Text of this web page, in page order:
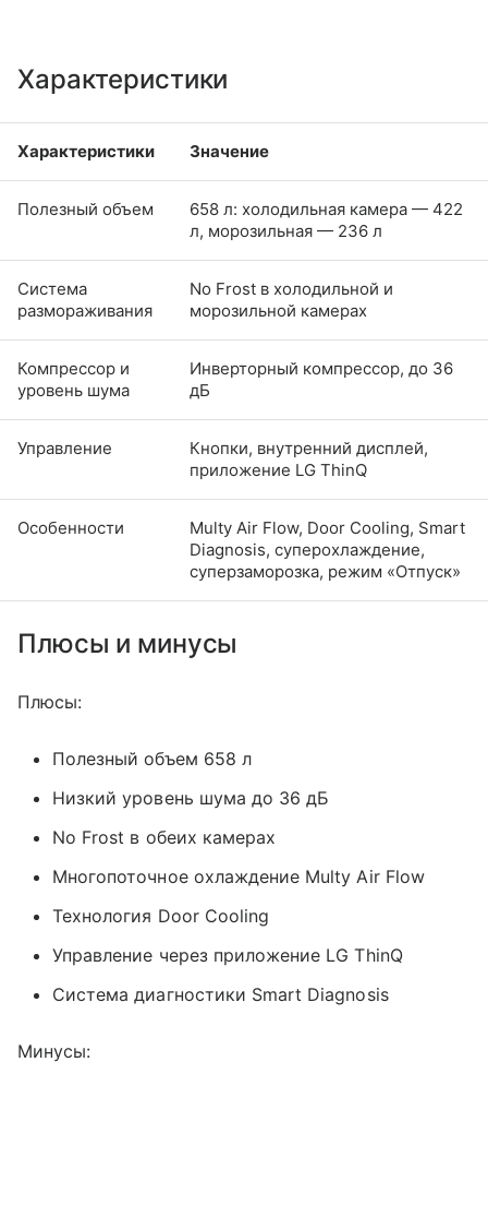
Характеристики
Характеристики Значение
Полезный объем
658 л: холодильная камера — 422
л, морозильная — 236 л
Система
размораживания
No Frost в холодильной и
морозильной камерах
Компрессор и
уровень шума
Инверторный компрессор, до 36
дБ
Управление
Кнопки, внутренний дисплей,
приложение LG ThinQ
Особенности
Multy Air Flow, Door Cooling, Smart
Diagnosis, суперохлаждение,
суперзаморозка, режим «Отпуск»
Плюсы и минусы
Плюсы:
Полезный объем 658 л
Низкий уровень шума до 36 дБ
No Frost в обеих камерах
Многопоточное охлаждение Multy Air Flow
Технология Door Cooling
Управление через приложение LG ThinQ
Система диагностики Smart Diagnosis
Минусы: